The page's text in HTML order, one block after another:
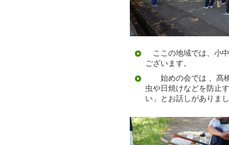
ここの地域では、小
ございます。
始めの会では 、髙橋
虫や日焼けなどを防止
い」とお話しがありま